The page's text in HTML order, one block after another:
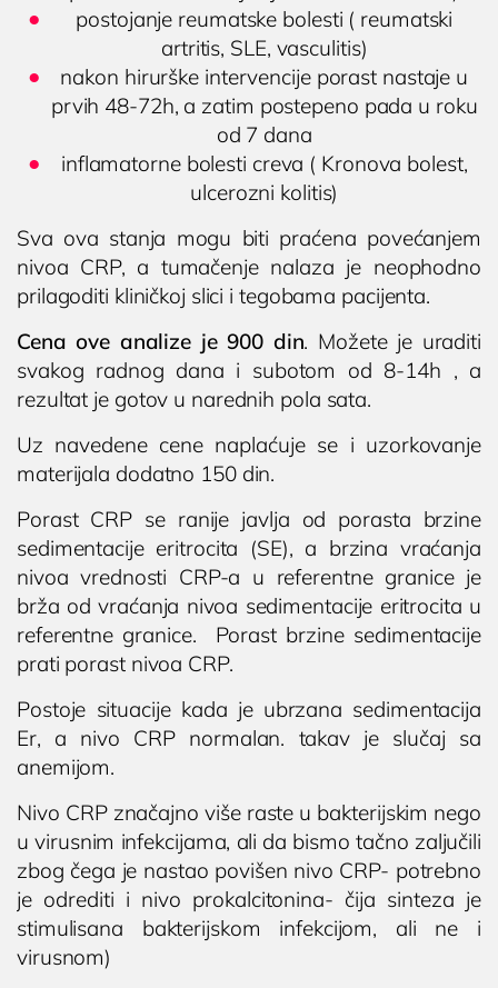
Ultrazvuk srca
Ultrazvuk dojki
Ultrazvuk abdomena
Ultrazvuk skrotuma (testisa)
Dopler krvnih sudova vrata
Dopler krvnih sudova nogu
Laboratorija
postojanje reumatske bolesti ( reumatski
artritis, SLE, vasculitis)
nakon hirurške intervencije porast nastaje u
prvih 48-72h, a zatim postepeno pada u roku
od 7 dana
inflamatorne bolesti creva ( Kronova bolest,
ulcerozni kolitis)
Sva ova stanja mogu biti praćena povećanjem
nivoa CRP, a tumačenje nalaza je neophodno
prilagoditi kliničkoj slici i tegobama pacijenta.
Cena ove analize je 900 din. Možete je uraditi
svakog radnog dana i subotom od 8-14h , a
rezultat je gotov u narednih pola sata.
Uz navedene cene naplaćuje se i uzorkovanje
materijala dodatno 150 din.
Porast CRP se ranije javlja od porasta brzine
sedimentacije eritrocita (SE), a brzina vraćanja
nivoa vrednosti CRP-a u referentne granice je
brža od vraćanja nivoa sedimentacije eritrocita u
referentne granice. Porast brzine sedimentacije
prati porast nivoa CRP.
Postoje situacije kada je ubrzana sedimentacija
Er, a nivo CRP normalan. takav je slučaj sa
anemijom.
Nivo CRP značajno više raste u bakterijskim nego
u virusnim infekcijama, ali da bismo tačno zaljučili
zbog čega je nastao povišen nivo CRP- potrebno
je odrediti i nivo prokalcitonina- čija sinteza je
stimulisana bakterijskom infekcijom, ali ne i
virusnom)